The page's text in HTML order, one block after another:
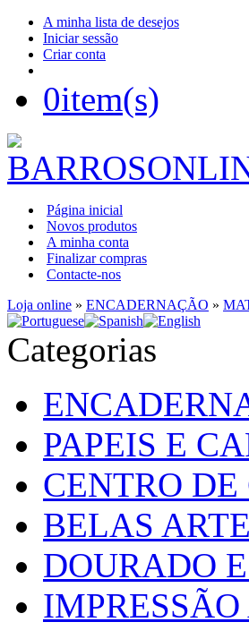
A minha lista de desejos
Iniciar sessão
Criar conta
0item(s)
Página inicial
Novos produtos
A minha conta
Finalizar compras
Contacte-nos
Loja online » ENCADERNAÇÃO »
Categorias
PAPEIS E
CENTRO
BELAS
DOURADO